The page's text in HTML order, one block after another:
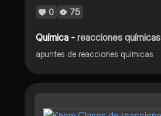
0 75
Química -reacciones químicas
apuntes de reacciones químicas